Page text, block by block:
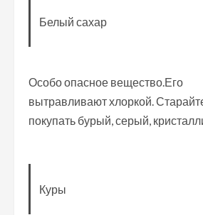
Белый сахар
Особо опасное вещество.Его
вытравливают хлоркой.
покупать бурый, серый,
Куры